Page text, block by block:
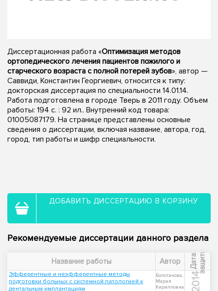
Диссертационная работа «Оптимизация методов
ортопедического лечения пациентов пожилого и
старческого возраста с полной потерей зубов», автор —
Саввиди, Константин Георгиевич, относится к типу:
докторская диссертация по специальности 14.01.14.
Работа подготовлена в городе Тверь в 2011 году. Объем
работы: 194 с. : 92 ил.. Внутренний код товара:
01005087179. На странице представлены основные
сведения о диссертации, включая название, автора, год,
город, тип работы и шифр специальности.
ДОБАВИТЬ ДИССЕРТАЦИЮ В КОРЗИНУ
Рекомендуемые диссертации данного раздела
Название работы Автор Д
а
т
а
з
а
щ
и
т ы
Эфферентные и неэфферентные методы
подготовки больных с системной патологией к
дентальным имплантациям
Болотанова,
Мария
Кирилловна
2014